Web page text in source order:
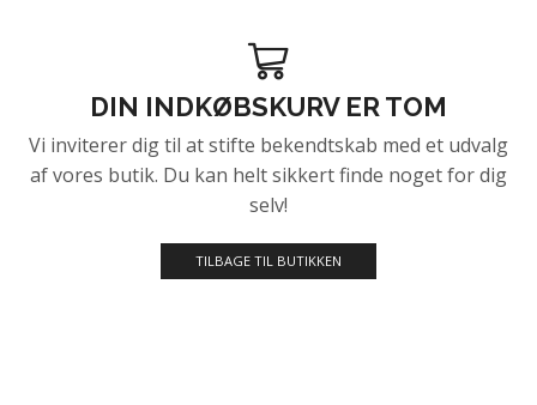
DIN INDKØBSKURV ER TOM
Vi inviterer dig til at stifte bekendtskab med et udvalg
af vores butik. Du kan helt sikkert finde noget for dig
selv!
TILBAGE TIL BUTIKKEN